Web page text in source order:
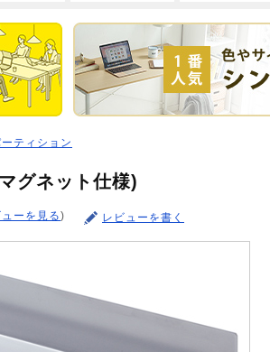
ティション
グネット仕様)
ーを見る) レビューを書く